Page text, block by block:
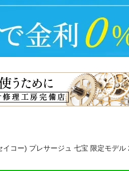
コー) プレサージュ 七宝 限定モデ